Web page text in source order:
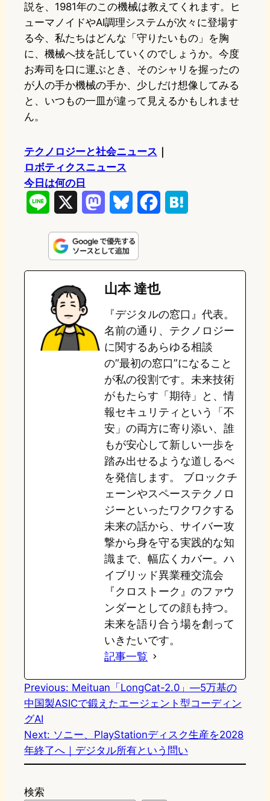
説を、1981年のこの機械は教えてくれます。ヒ
ューマノイドやAI調理システムが次々に登場す
る今、私たちはどんな「守りたいもの」を胸
に、機械へ技を託していくのでしょうか。今度
お寿司を口に運ぶとき、そのシャリを握ったの
が人の手か機械の手か、少しだけ想像してみる
と、いつもの一皿が違って見えるかもしれませ
ん。
テクノロジーと社会ニュース
ロボティクスニュース
今日は何の日
n
e
s
t
o
o
n
u
e
s
k
e
b
o
o
k
e
a
山本 達也
『デジタルの窓口』代表。
名前の通り、テクノロジー
に関するあらゆる相談
の”最初の窓口”になること
が私の役割です。未来技術
がもたらす「期待」と、情
報セキュリティという「不
安」の両方に寄り添い、誰
もが安心して新しい一歩を
踏み出せるような道しるべ
を発信します。 ブロックチ
ェーンやスペーステクノロ
ジーといったワクワクする
未来の話から、サイバー攻
撃から身を守る実践的な知
識まで、幅広くカバー。ハ
イブリッド異業種交流会
『クロストーク』のファウ
ンダーとしての顔も持つ。
未来を語り合う場を創って
いきたいです。
記事一覧
Previous: Meituan「LongCat-2.0」―5万基の
中国製ASICで鍛えたエージェント型コーディン
グAI
Next: ソニー、PlayStationディスク生産を2028
年終了へ｜デジタル所有という問い
検索